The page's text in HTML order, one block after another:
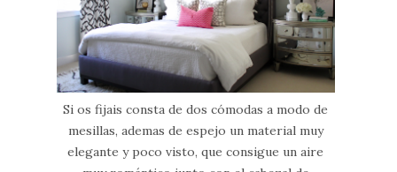
Si os fijais consta de dos cómodas a modo de
mesillas, ademas de espejo un material muy
elegante y poco visto, que consigue un aire